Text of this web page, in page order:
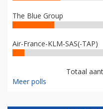
The Blue Group
Air-France-KLM-SAS(-TAP)
Totaal
Meer polls